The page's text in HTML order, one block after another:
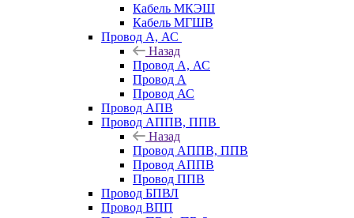
Кабель МКЭШ
Кабель МГШВ
Провод А, АС
Назад
Провод А, АС
Провод А
Провод АС
Провод АПВ
Провод АППВ, ППВ
Назад
Провод АППВ, ППВ
Провод АППВ
Провод ППВ
Провод БПВЛ
Провод ВПП